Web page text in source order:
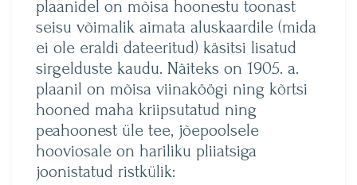
plaanidel on mõisa hoonestu toonast
seisu võimalik aimata aluskaardile (mida
ei ole eraldi dateeritud) käsitsi lisatud
sirgelduste kaudu. Näiteks on 1905. a.
plaanil on mõisa viinaköögi ning kõrtsi
hooned maha kriipsutatud ning
peahoonest üle tee, jõepoolsele
hooviosale on hariliku pliiatsiga
joonistatud ristkülik: